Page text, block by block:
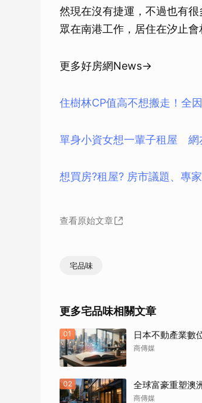
然現在沒有捷運，不過也有
眾在南港工作，居住在汐止會
更多好房網News→
住樹林CP值高不想搬走！全
單身小資女想一輩子租屋 網
想買房?租屋? 房市議題、專
查看原始文章
宅品味
更多宅品味相關文章
01 日本不動產業數
商傳媒
02 全球富豪重塑澳
商傳媒